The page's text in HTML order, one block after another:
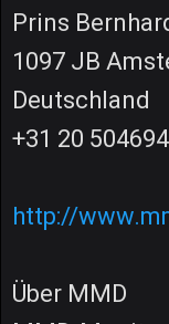
Prins
1097 JB
Deutschland
+31 20
http://
Über MMD